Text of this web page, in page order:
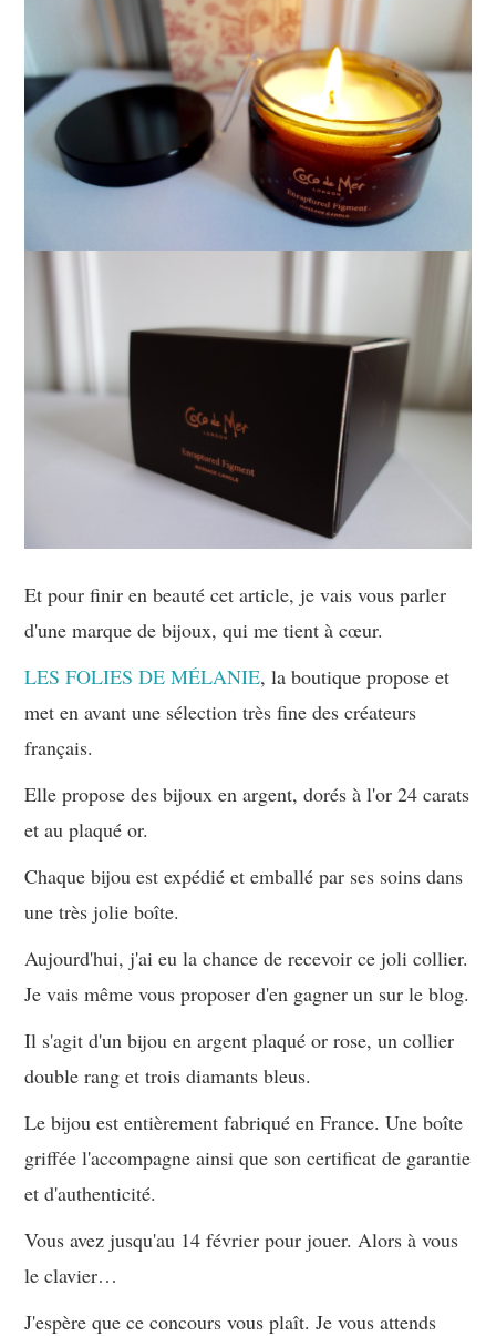
Et pour finir en beauté cet article, je vais vous parler
d'une marque de bijoux, qui me tient à cœur.
LES FOLIES DE MÉLANIE, la boutique propose et
met en avant une sélection très fine des créateurs
français.
Elle propose des bijoux en argent, dorés à l'or 24 carats
et au plaqué or.
Chaque bijou est expédié et emballé par ses soins dans
une très jolie boîte.
Aujourd'hui, j'ai eu la chance de recevoir ce joli collier.
Je vais même vous proposer d'en gagner un sur le blog.
Il s'agit d'un bijou en argent plaqué or rose, un collier
double rang et trois diamants bleus.
Le bijou est entièrement fabriqué en France. Une boîte
griffée l'accompagne ainsi que son certificat de garantie
et d'authenticité.
Vous avez jusqu'au 14 février pour jouer. Alors à vous
le clavier…
J'espère que ce concours vous plaît. Je vous attends